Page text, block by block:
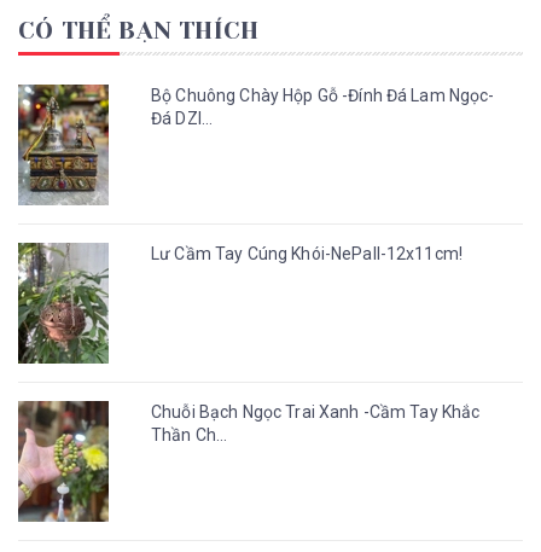
CÓ THỂ BẠN THÍCH
Bộ Chuông Chày Hộp Gỗ -Đính Đá Lam Ngọc-
Đá DZI...
Lư Cầm Tay Cúng Khói-NePall-12x11cm!
Chuỗi Bạch Ngọc Trai Xanh -Cầm Tay Khắc
Thần Ch...